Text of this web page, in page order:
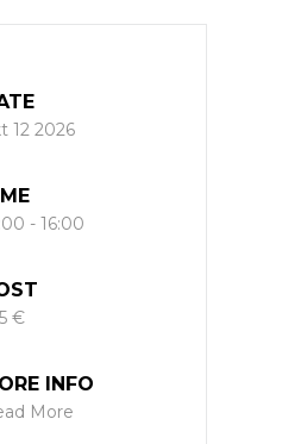
12 2026
- 16:00
€
INFO
More